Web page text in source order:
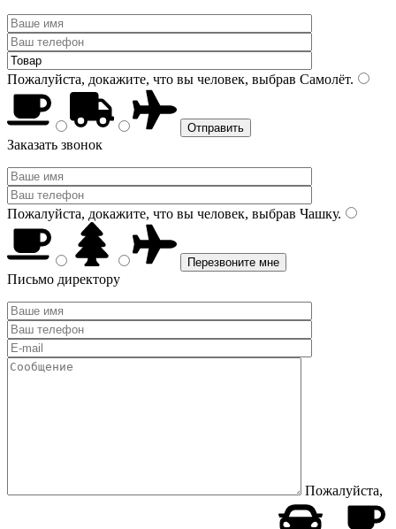
Пожалуйста, докажите, что вы человек, выбрав Самолёт.
Заказать звонок
Пожалуйста, докажите, что вы человек, выбрав Чашку.
Письмо директору
Пожалуйста,